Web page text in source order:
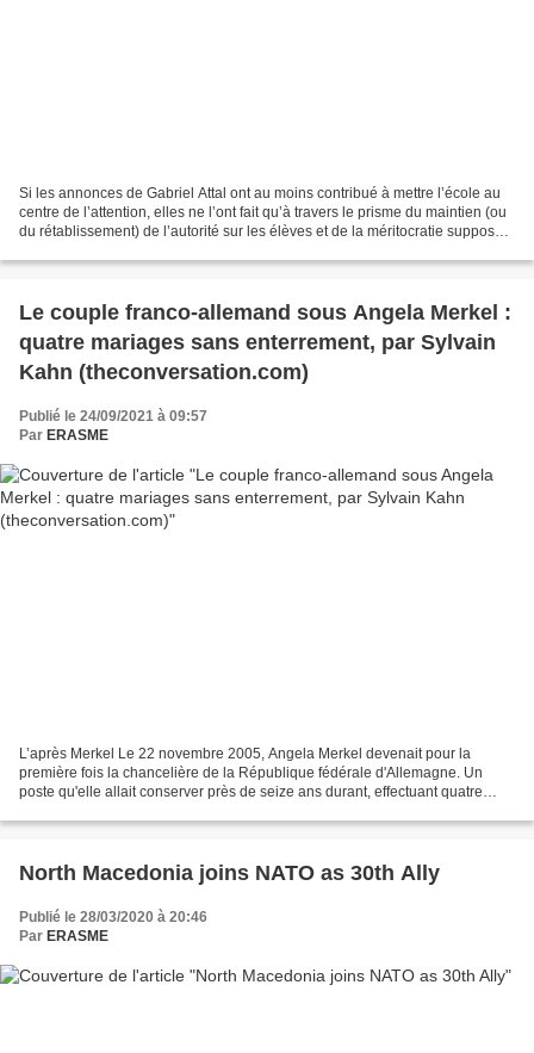
Si les annonces de Gabriel Attal ont au moins contribué à mettre l’école au
centre de l’attention, elles ne l’ont fait qu’à travers le prisme du maintien (ou
du rétablissement) de l’autorité sur les élèves et de la méritocratie supposée
Le couple franco-allemand sous Angela Merkel :
quatre mariages sans enterrement, par Sylvain
Kahn (theconversation.com)
Publié le 24/09/2021 à 09:57
Par ERASME
L’après Merkel Le 22 novembre 2005, Angela Merkel devenait pour la
première fois la chancelière de la République fédérale d'Allemagne. Un
poste qu'elle allait conserver près de seize ans durant, effectuant quatre
North Macedonia joins NATO as 30th Ally
Publié le 28/03/2020 à 20:46
Par ERASME